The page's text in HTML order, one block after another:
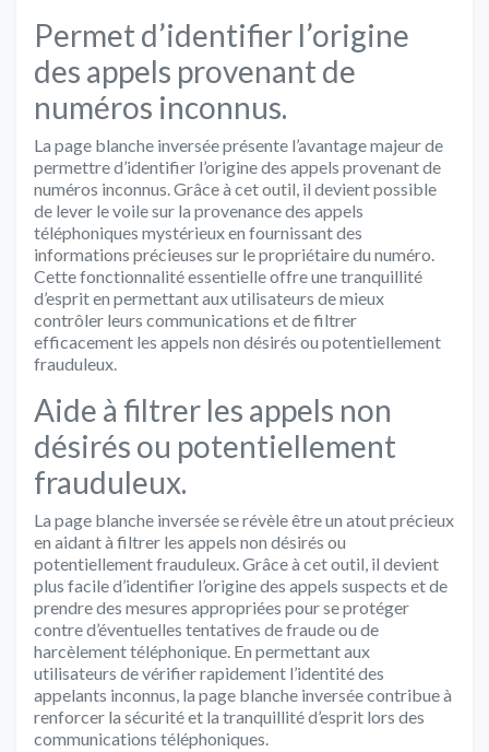
Permet d’identifier l’origine
des appels provenant de
numéros inconnus.
La page blanche inversée présente l’avantage majeur de
permettre d’identifier l’origine des appels provenant de
numéros inconnus. Grâce à cet outil, il devient possible
de lever le voile sur la provenance des appels
téléphoniques mystérieux en fournissant des
informations précieuses sur le propriétaire du numéro.
Cette fonctionnalité essentielle offre une tranquillité
d’esprit en permettant aux utilisateurs de mieux
contrôler leurs communications et de filtrer
efficacement les appels non désirés ou potentiellement
frauduleux.
Aide à filtrer les appels non
désirés ou potentiellement
frauduleux.
La page blanche inversée se révèle être un atout précieux
en aidant à filtrer les appels non désirés ou
potentiellement frauduleux. Grâce à cet outil, il devient
plus facile d’identifier l’origine des appels suspects et de
prendre des mesures appropriées pour se protéger
contre d’éventuelles tentatives de fraude ou de
harcèlement téléphonique. En permettant aux
utilisateurs de vérifier rapidement l’identité des
appelants inconnus, la page blanche inversée contribue à
renforcer la sécurité et la tranquillité d’esprit lors des
communications téléphoniques.